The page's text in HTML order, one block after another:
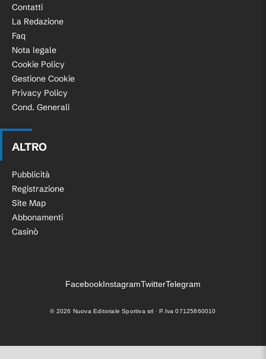
Contatti
La Redazione
Faq
Nota legale
Cookie Policy
Gestione Cookie
Privacy Policy
Cond. Generali
ALTRO
Pubblicità
Registrazione
Site Map
Abbonamenti
Casinò
FacebookInstagramTwitterTelegram
© 2026 Nuova Editoriale Sportiva srl · P.Iva 07125860010